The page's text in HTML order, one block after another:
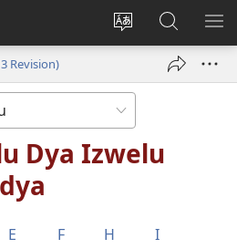
Change
language
Ku
Jikula
window)
Tokwesa
ku
JW.ORG
Revision)
Dya Izwelu
E F H
I